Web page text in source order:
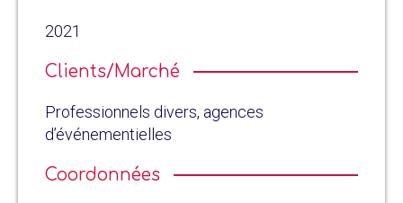
2021
Clients/Marché
Professionnels divers, agences
d’événementielles
Coordonnées